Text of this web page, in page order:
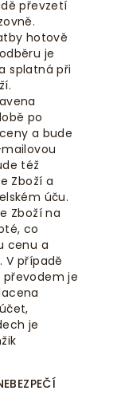
převzetí
hotově
je
splatná při
po
a bude
též
Zboží a
úču.
Zboží na
co
cenu a
V případě
je
je